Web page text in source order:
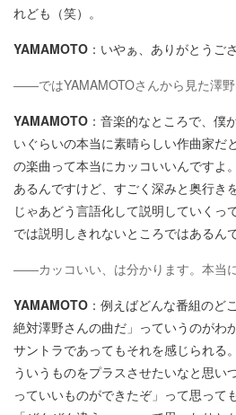
れども（笑）。
YAMAMOTO ：いやぁ、ありがとうご
――ではYAMAMOTOさんから見た澤野
YAMAMOTO ：音楽的なところで、僕
いぐらいの本当に素晴らしい作曲家だ
の楽曲って本当にカッコいいんですよ
あるんですけど、すごく深みと奥行き
じゃあどう言語化して説明していくっ
では説明しきれないところではあるん
――カッコいい、は分かります。本当に
YAMAMOTO ：例えばどんな番組のど
絶対澤野さんの曲だ」っていうのがわ
サントラであってもそれを感じられる
ういうものをプラスさせたいなと思い
っていいものができたぞ」って思って